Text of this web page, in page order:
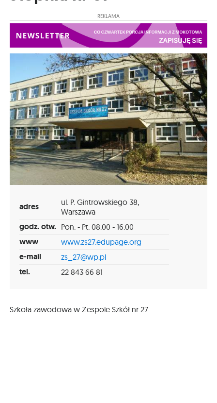
REKLAMA
adres
ul. P. Gintrowskiego 38,
Warszawa
godz. otw. Pon. - Pt. 08.00 - 16.00
www www.zs27.edupage.org
e-mail zs_27@wp.pl
tel. 22 843 66 81
Szkoła zawodowa w Zespole Szkół nr 27